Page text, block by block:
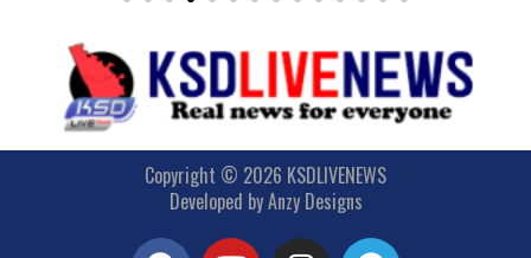
Copyright © 2026 KSDLIVENEWS
Developed byAnzy Designs